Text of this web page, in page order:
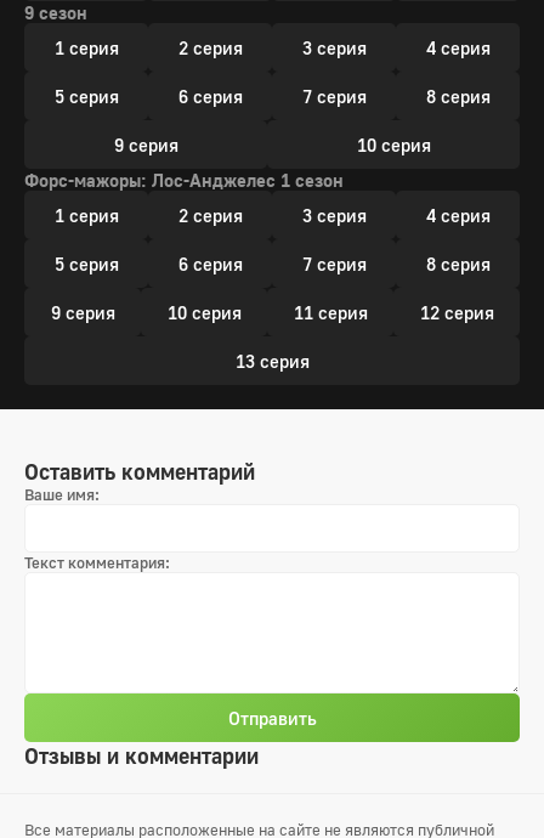
9 сезон
1 серия
2 серия 3 серия 4 серия
5 серия 6 серия 7 серия 8 серия
9 серия
10 серия
Форс-мажоры: Лос-Анджелес 1 сезон
1 серия
2 серия 3 серия 4 серия
5 серия 6 серия 7 серия 8 серия
9 серия 10 серия 11 серия 12 серия
13 серия
Отзывы и комментарии
Оставить комментарий
Ваше имя:
Текст комментария:
Отправить
Все материалы расположенные на сайте не являются публичной